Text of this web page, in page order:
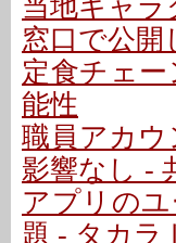
当地キャラ
窓口で公開
定食チェ
能性
職員アカ
影響なし -
アプリの
題 - タカラ